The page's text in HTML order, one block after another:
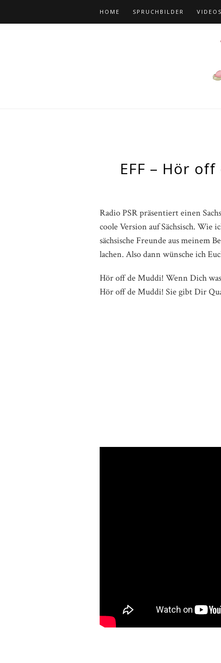
HOME SPRUCHBILDER VIDEOS
EFF – Hör
Radio PSR präsentiert einen
coole Version auf Sächsisch. Wie
sächsische Freunde aus meinem
lachen. Also dann wünsche ich
Hör off de Muddi! Wenn Dich
Hör off de Muddi! Sie gibt Dir